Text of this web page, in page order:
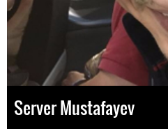
Server Mustafayev